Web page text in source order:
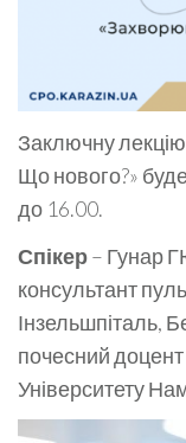
Заключну
Що нового?»
до 16.00.
Спікер– Гунар
консультант
Інзельшпіталь,
почесний
Університету